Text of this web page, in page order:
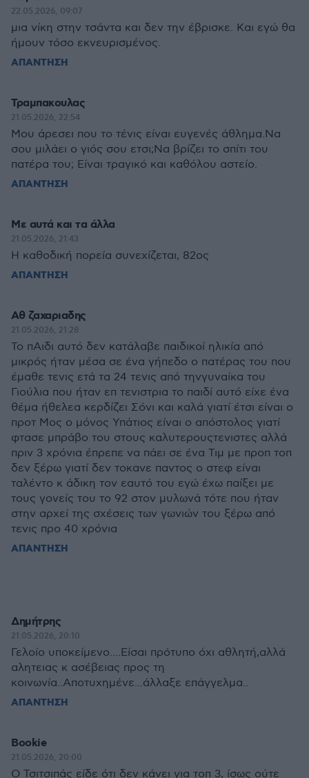
22.05.2026, 09:07
μια νίκη στην τσάντα και δεν την έβρισκε. Και εγώ θα
ήμουν τόσο εκνευρισμένος.
ΑΠΑΝΤΗΣΗ
Τραμπακουλας
21.05.2026, 22:54
Μου άρεσει που το τένις είναι ευγενές άθλημα.Να
σου μιλάει ο γιός σου ετσι;Να βρίζει το σπίτι του
πατέρα του; Είναι τραγικό και καθόλου αστείο.
ΑΠΑΝΤΗΣΗ
Με αυτά και τα άλλα
21.05.2026, 21:43
Η καθοδική πορεία συνεχίζεται, 82ος
ΑΠΑΝΤΗΣΗ
Αθ ζαχαριαδης
21.05.2026, 21:28
Το πΑιδι αυτό δεν κατάλαβε παιδικοί ηλικία από
μικρός ήταν μέσα σε ένα γήπεδο ο πατέρας του που
έμαθε τενις ετά τα 24 τενις από τηνγυναίκα του
Γιούλια που ήταν επ τενιστρια το παιδί αυτό είχε ένα
θέμα ήθελεα κερδίζει Σόνι και καλά γιατί έτσι είναι ο
προτ Μος ο μόνος Υπάτιος είναι ο απόστολος γιατί
φτασε μπράβο του στους καλυτερουςτενιστες αλλά
πριν 3 χρόνια έπρεπε να πάει σε ένα Τιμ με προπ τοπ
δεν ξέρω γιατί δεν τοκανε παντος ο στεφ είναι
ταλέντο κ άδικη τον εαυτό του εγώ έχω παίξει με
τους γονείς του το 92 στον μυλωνά τότε που ήταν
στην αρχεί της σχέσεις των γωνιών του ξέρω από
τενις προ 40 χρόνια
ΑΠΑΝΤΗΣΗ
Δημήτρης
21.05.2026, 20:10
Γελοίο υποκείμενο....Είσαι πρότυπο όχι αθλητή,αλλά
αλητειας κ ασέβειας προς τη
κοινωνία..Αποτυχημένε...άλλαξε επάγγελμα..
ΑΠΑΝΤΗΣΗ
Bookie
21.05.2026, 20:00
Ο Τσιτσιπάς είδε ότι δεν κάνει για τοπ 3, ίσως ούτε